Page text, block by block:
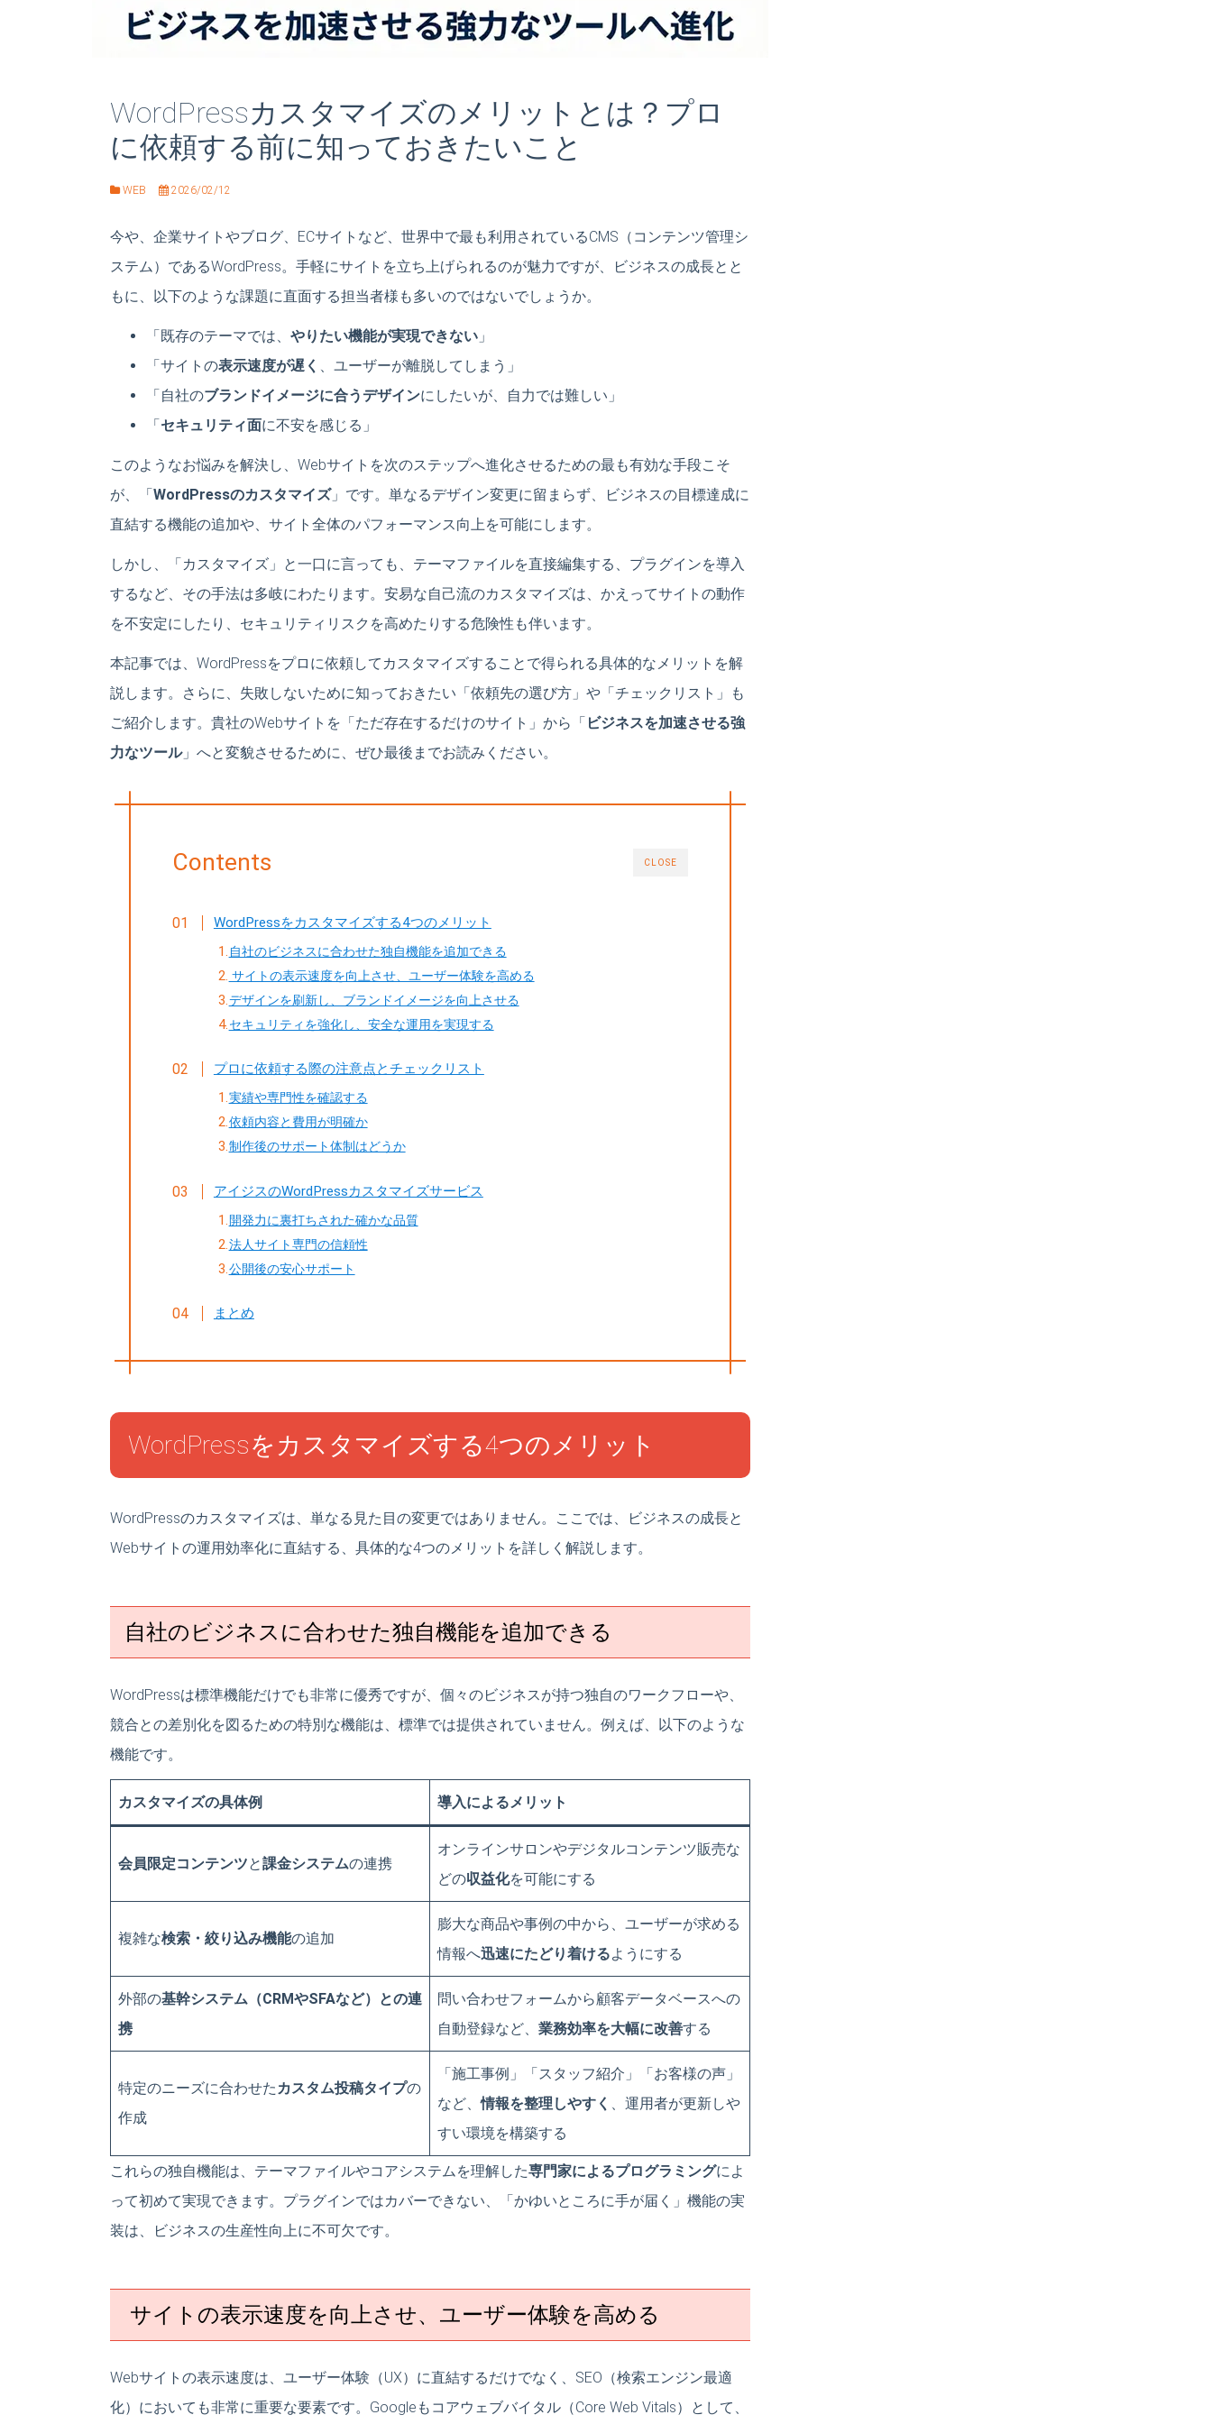
WordPressカスタマイズのメリットとは？プロ
に依頼する前に知っておきたいこと
WEB 2026/02/12
今や、企業サイトやブログ、ECサイトなど、世界中で最も利用されているCMS（コンテンツ管理シ
ステム）であるWordPress。手軽にサイトを立ち上げられるのが魅力ですが、ビジネスの成長とと
もに、以下のような課題に直面する担当者様も多いのではないでしょうか。
「既存のテーマでは、 やりたい機能が実現できない 」
「サイトの表示速度が遅く 、ユーザーが離脱してしまう」
「自社のブランドイメージに合うデザインにしたいが、自力では難しい」
「セキュリティ面に不安を感じる」
このようなお悩みを解決し、Webサイトを次のステップへ進化させるための最も有効な手段こそ
が、「WordPressのカスタマイズ」です。単なるデザイン変更に留まらず、ビジネスの目標達成に
直結する機能の追加や、サイト全体のパフォーマンス向上を可能にします。
しかし、「カスタマイズ」と一口に言っても、テーマファイルを直接編集する、プラグインを導入
するなど、その手法は多岐にわたります。安易な自己流のカスタマイズは、かえってサイトの動作
を不安定にしたり、セキュリティリスクを高めたりする危険性も伴います。
本記事では、WordPressをプロに依頼してカスタマイズすることで得られる具体的なメリットを解
説します。さらに、失敗しないために知っておきたい「依頼先の選び方」や「チェックリスト」も
ご紹介します。貴社のWebサイトを「ただ存在するだけのサイト」から「 ビジネスを加速させる強
力なツール」へと変貌させるために、ぜひ最後までお読みください。
CLOSE
Contents
WordPressをカスタマイズする4つのメリット
自社のビジネスに合わせた独自機能を追加できる
サイトの表示速度を向上させ、ユーザー体験を高める
デザインを刷新し、ブランドイメージを向上させる
セキュリティを強化し、安全な運用を実現する
プロに依頼する際の注意点とチェックリスト
実績や専門性を確認する
依頼内容と費用が明確か
制作後のサポート体制はどうか
アイジスのWordPressカスタマイズサービス
開発力に裏打ちされた確かな品質
法人サイト専門の信頼性
公開後の安心サポート
まとめ
WordPressをカスタマイズする4つのメリット
WordPressのカスタマイズは、単なる見た目の変更ではありません。ここでは、ビジネスの成長と
Webサイトの運用効率化に直結する、具体的な4つのメリットを詳しく解説します。
自社のビジネスに合わせた独自機能を追加できる
WordPressは標準機能だけでも非常に優秀ですが、個々のビジネスが持つ独自のワークフローや、
競合との差別化を図るための特別な機能は、標準では提供されていません。例えば、以下のような
機能です。
カスタマイズの具体例 導入によるメリット
会員限定コンテンツと課金システムの連携
オンラインサロンやデジタルコンテンツ販売な
どの収益化を可能にする
複雑な検索・絞り込み機能の追加
膨大な商品や事例の中から、ユーザーが求める
情報へ迅速にたどり着けるようにする
外部の基幹システム（CRMやSFAなど）との連
携
問い合わせフォームから顧客データベースへの
自動登録など、 業務効率を大幅に改善する
特定のニーズに合わせたカスタム投稿タイプの
作成
「施工事例」「スタッフ紹介」「お客様の声」
など、情報を整理しやすく 、運用者が更新しや
すい環境を構築する
これらの独自機能は、テーマファイルやコアシステムを理解した専門家によるプログラミングによ
って初めて実現できます。プラグインではカバーできない、「かゆいところに手が届く」機能の実
装は、ビジネスの生産性向上に不可欠です。
サイトの表示速度を向上させ、ユーザー体験を高める
Webサイトの表示速度は、ユーザー体験（UX）に直結するだけでなく、SEO（検索エンジン最適
化）においても非常に重要な要素です。Googleもコアウェブバイタル（Core Web Vitals）として、